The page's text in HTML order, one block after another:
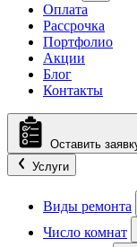
Оплата
Рассрочка
Портфолио
Акции
Блог
Контакты
Оставить
Услуги
Виды ремонта
Число комнат